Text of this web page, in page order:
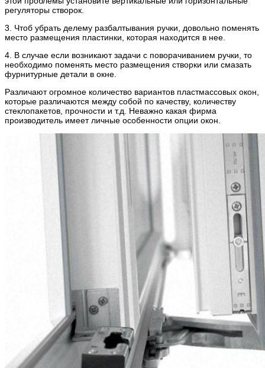
регуляторы створок.
3. Чтоб убрать делему разбалтывания ручки, довольно поменять
место размещения пластинки, которая находится в нее.
4. В случае если возникают задачи с поворачиванием ручки, то
необходимо поменять место размещения створки или смазать
фурнитурные детали в окне.
Различают огромное количество вариантов пластмассовых окон,
которые различаются между собой по качеству, количеству
стеклопакетов, прочности и т.д. Неважно какая фирма
производитель имеет личные особенности опции окон.